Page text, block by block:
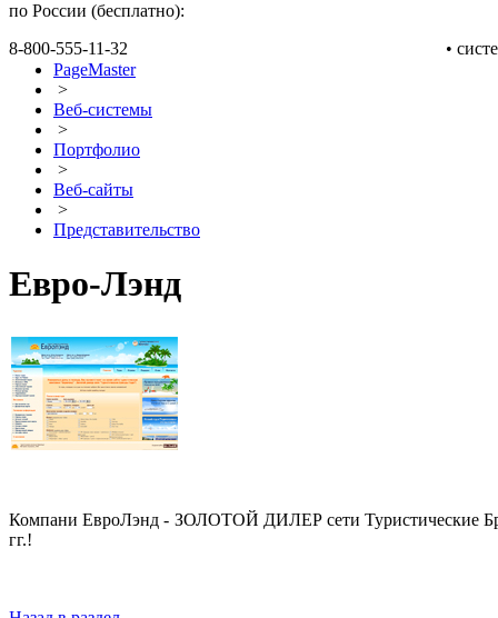
по России (бесплатно):
8-800-555-11-32
•
PageMaster
>
Веб-системы
>
Портфолио
>
Веб-сайты
>
Представительство
Евро-Лэнд
Компани ЕвроЛэнд - ЗОЛОТОЙ ДИЛЕР сети Туристические
гг.!